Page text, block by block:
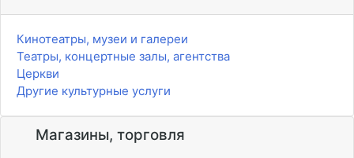
Кинотеатры, музеи и галереи
Театры, концертные залы, агентства
Церкви
Другие культурные услуги
Магазины, торговля